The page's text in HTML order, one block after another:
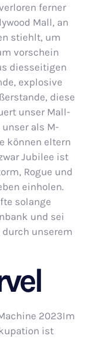
ferner
Mall, an
stiehlt, um
vorschein
diesseitigen
explosive
diese
unser Mall-
als M-
können eltern
Jubilee ist
Rogue und
einholen.
solange
und sei
unserem
Im
ist